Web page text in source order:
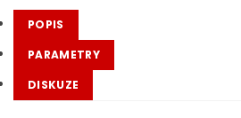
POPIS
PARAMETRY
DISKUZE